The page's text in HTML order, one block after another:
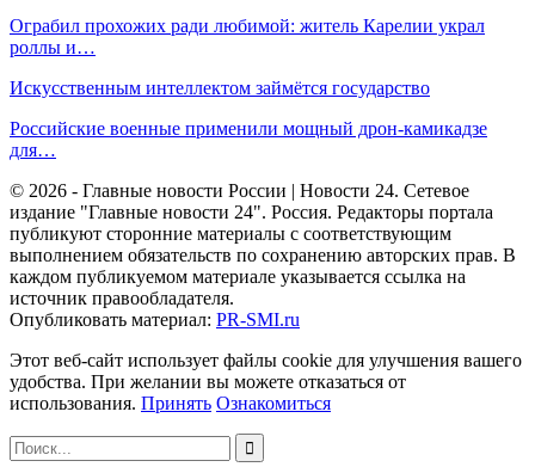
Ограбил прохожих ради любимой: житель Карелии украл
роллы и…
Искусственным интеллектом займётся государство
Российские военные применили мощный дрон-камикадзе
для…
© 2026 - Главные новости России | Новости 24. Сетевое
издание "Главные новости 24". Россия. Редакторы портала
публикуют сторонние материалы с соответствующим
выполнением обязательств по сохранению авторских прав. В
каждом публикуемом материале указывается ссылка на
источник правообладателя.
Опубликовать материал: PR-SMI.ru
Этот веб-сайт использует файлы cookie для улучшения вашего
удобства. При желании вы можете отказаться от
использования. Принять Ознакомиться